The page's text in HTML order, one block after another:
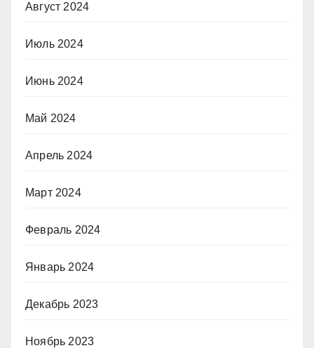
Август 2024
Июль 2024
Июнь 2024
Май 2024
Апрель 2024
Март 2024
Февраль 2024
Январь 2024
Декабрь 2023
Ноябрь 2023